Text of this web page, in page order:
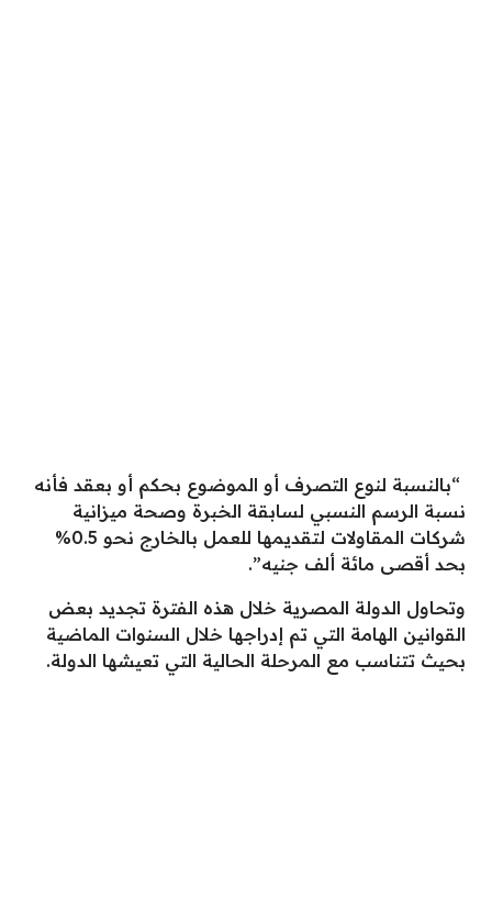
“بالنسبة لنوع التصرف أو الموضوع بحكم أو بعقد فأنه
نسبة الرسم النسبي لسابقة الخبرة وصحة ميزانية
شركات المقاولات لتقديمها للعمل بالخارج نحو 0.5%
بحد أقصى مائة ألف جنيه”.
وتحاول الدولة المصرية خلال هذه الفترة تجديد بعض
القوانين الهامة التي تم إدراجها خلال السنوات الماضية
بحيث تتناسب مع المرحلة الحالية التي تعيشها الدولة.